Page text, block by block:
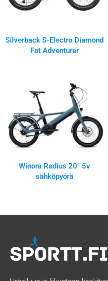
Silverback S-Electro Diamond
Fat Adventurer
Winora Radius 20″ 5v
sähköpyörä